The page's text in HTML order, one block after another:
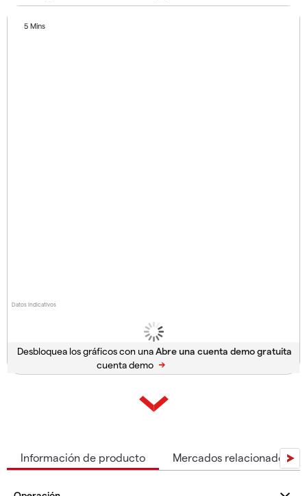
Datos indicativos
5 Mins
Desbloquea los gráficos con una
cuenta demo
Información de producto Mercados relacionados